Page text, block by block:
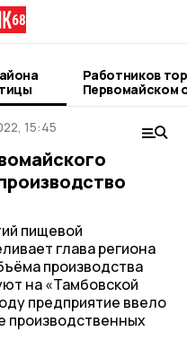
Работников
Первомайском
15:45
пищевой
глава региона
производства
на «Тамбовской
предприятие ввело
производственных